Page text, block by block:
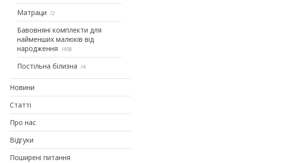
Матраци 2
Бавовняні комплекти для
найменших малюків від
народження
458
Постільна білизна 4
Новини
Статті
Про нас
Відгуки
Поширені питання